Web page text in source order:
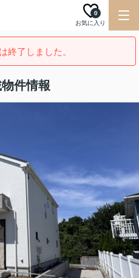
お気に入り
0
終了しました。
件情報